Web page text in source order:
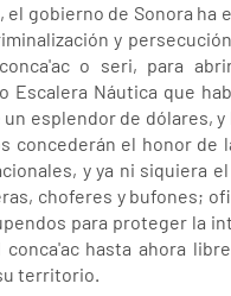
el gobierno de Sonora ha
y
o seri, para
Escalera Náutica que
esplendor de dólares,
concederán el honor de
y ya ni siquiera
choferes y bufones;
para proteger la
hasta ahora
territorio.